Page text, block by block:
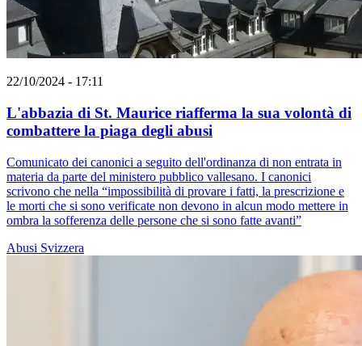
22/10/2024 - 17:11
L'abbazia di St. Maurice riafferma la sua volontà di
combattere la piaga degli abusi
Comunicato dei canonici a seguito dell'ordinanza di non entrata in
materia da parte del ministero pubblico vallesano. I canonici
scrivono che nella “impossibilità di provare i fatti, la prescrizione e
le morti che si sono verificate non devono in alcun modo mettere in
ombra la sofferenza delle persone che si sono fatte avanti”
Abusi Svizzera